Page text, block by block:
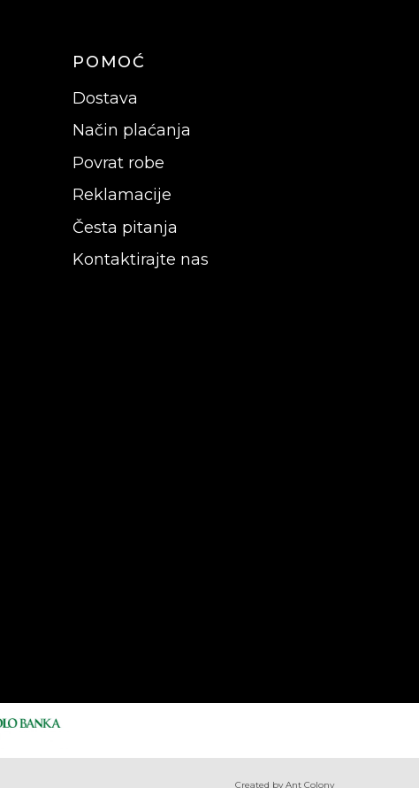
POMOĆ
Dostava
Način plaćanja
Povrat robe
Reklamacije
Česta pitanja
Kontaktirajte nas
Created by Ant Colony